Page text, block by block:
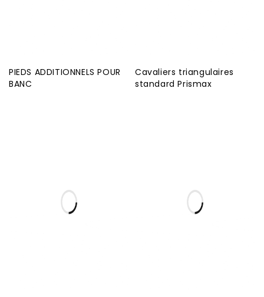
PIEDS ADDITIONNELS POUR
BANC
Cavaliers triangulaires
standard Prismax